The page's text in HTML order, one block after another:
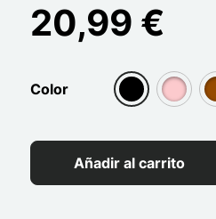
20,99 €
Color
group[3]
Añadir al carrito